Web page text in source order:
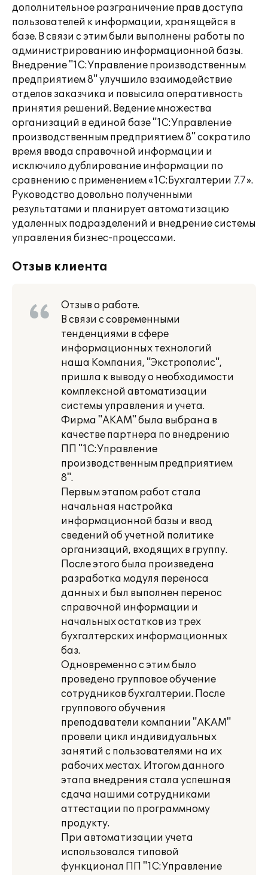
дополнительное разграничение прав доступа
пользователей к информации, хранящейся в
базе. В связи с этим были выполнены работы по
администрированию информационной базы.
Внедрение "1С:Управление производственным
предприятием 8" улучшило взаимодействие
отделов заказчика и повысила оперативность
принятия решений. Ведение множества
организаций в единой базе "1С:Управление
производственным предприятием 8" сократило
время ввода справочной информации и
исключило дублирование информации по
сравнению с применением «1С:Бухгалтерии 7.7».
Руководство довольно полученными
результатами и планирует автоматизацию
удаленных подразделений и внедрение системы
управления бизнес-процессами.
Отзыв клиента
Отзыв о работе.
В связи с современными
тенденциями в сфере
информационных технологий
наша Компания, "Экстрополис",
пришла к выводу о необходимости
комплексной автоматизации
системы управления и учета.
Фирма "АКАМ" была выбрана в
качестве партнера по внедрению
ПП "1С:Управление
производственным предприятием
8".
Первым этапом работ стала
начальная настройка
информационной базы и ввод
сведений об учетной политике
организаций, входящих в группу.
После этого была произведена
разработка модуля переноса
данных и был выполнен перенос
справочной информации и
начальных остатков из трех
бухгалтерских информационных
баз.
Одновременно с этим было
проведено групповое обучение
сотрудников бухгалтерии. После
группового обучения
преподаватели компании "АКАМ"
провели цикл индивидуальных
занятий с пользователями на их
рабочих местах. Итогом данного
этапа внедрения стала успешная
сдача нашими сотрудниками
аттестации по программному
продукту.
При автоматизации учета
использовался типовой
функционал ПП "1С:Управление